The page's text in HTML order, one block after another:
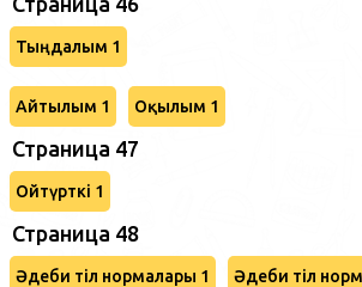
Тыңдалым 1
Айтылым 1 Оқылым 1
Страница 47
Ойтүрткі 1
Страница 48
Әдеби тіл нормалары 1 Әдеби тіл